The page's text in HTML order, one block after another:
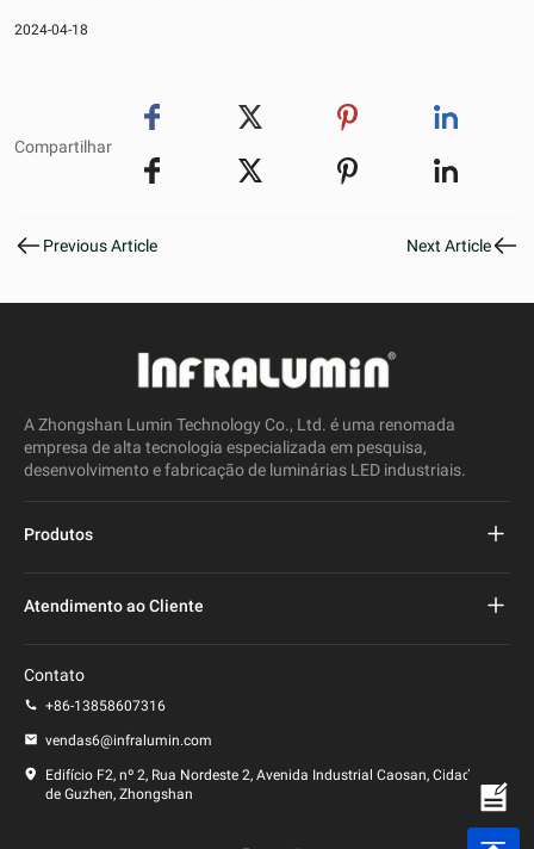
2024-04-18
Compartilhar
Previous Article Next Article
A Zhongshan Lumin Technology Co., Ltd. é uma renomada
empresa de alta tecnologia especializada em pesquisa,
desenvolvimento e fabricação de luminárias LED industriais.
Produtos
Poste de luz LED
Atendimento ao Cliente
política de Privacidade
Contato
+86-13858607316
vendas6@infralumin.com
Edifício F2, nº 2, Rua Nordeste 2, Avenida Industrial Caosan, Cidade
de Guzhen, Zhongshan